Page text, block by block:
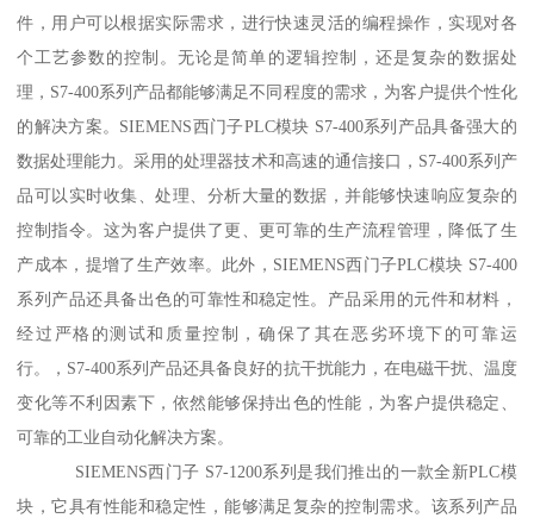
件，用户可以根据实际需求，进行快速灵活的编程操作，实现对各
个工艺参数的控制。无论是简单的逻辑控制，还是复杂的数据处
理，S7-400系列产品都能够满足不同程度的需求，为客户提供个性化
的解决方案。SIEMENS西门子PLC模块 S7-400系列产品具备强大的
数据处理能力。采用的处理器技术和高速的通信接口，S7-400系列产
品可以实时收集、处理、分析大量的数据，并能够快速响应复杂的
控制指令。这为客户提供了更、更可靠的生产流程管理，降低了生
产成本，提增了生产效率。此外，SIEMENS西门子PLC模块 S7-400
系列产品还具备出色的可靠性和稳定性。产品采用的元件和材料，
经过严格的测试和质量控制，确保了其在恶劣环境下的可靠运
行。，S7-400系列产品还具备良好的抗干扰能力，在电磁干扰、温度
变化等不利因素下，依然能够保持出色的性能，为客户提供稳定、
可靠的工业自动化解决方案。
SIEMENS西门子 S7-1200系列是我们推出的一款全新PLC模
块，它具有性能和稳定性，能够满足复杂的控制需求。该系列产品